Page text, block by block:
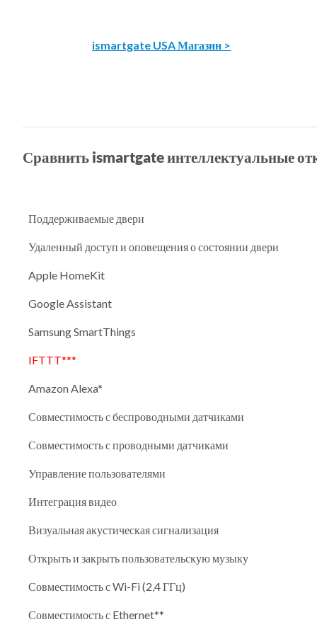
ismartgate USA Магазин >
Сравнить ismartgate интеллектуальные
Поддерживаемые двери
Удаленный доступ и оповещения о состоянии двери
Apple HomeKit
Google Assistant
Samsung SmartThings
IFTTT***
Amazon Alexa*
Совместимость с беспроводными датчиками
Совместимость с проводными датчиками
Управление пользователями
Интеграция видео
Визуальная акустическая сигнализация
Открыть и закрыть пользовательскую музыку
Совместимость с Wi-Fi (2,4 ГГц)
Совместимость с Ethernet**